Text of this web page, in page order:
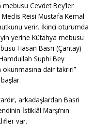
Cevdet Bey’ler
Reisi Mustafa Kemal
verir. İkinci oturumda
yerine Kütahya mebusu
Hasan Basri (Çantay)
Suphi Bey
dair takriri”
arkadaşlardan Basri
İstiklâl Marşı’nın
var.